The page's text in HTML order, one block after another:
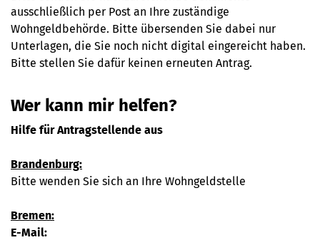
ausschließlich per Post an Ihre zuständige
Wohngeldbehörde. Bitte übersenden Sie dabei nur
Unterlagen, die Sie noch nicht digital eingereicht haben.
Bitte stellen Sie dafür keinen erneuten Antrag.
Wer kann mir helfen?
Hilfe für Antragstellende aus
Brandenburg:
Bitte wenden Sie sich an Ihre Wohngeldstelle
Bremen:
E-Mail: